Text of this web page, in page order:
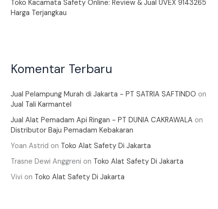
Toko Kacamata Safety Online: Review & Jual UVEX 9143265
Harga Terjangkau
Komentar Terbaru
Jual Pelampung Murah di Jakarta - PT SATRIA SAFTINDO on
Jual Tali Karmantel
Jual Alat Pemadam Api Ringan - PT DUNIA CAKRAWALA on
Distributor Baju Pemadam Kebakaran
Yoan Astrid on Toko Alat Safety Di Jakarta
Trasne Dewi Anggreni on Toko Alat Safety Di Jakarta
Vivi on Toko Alat Safety Di Jakarta